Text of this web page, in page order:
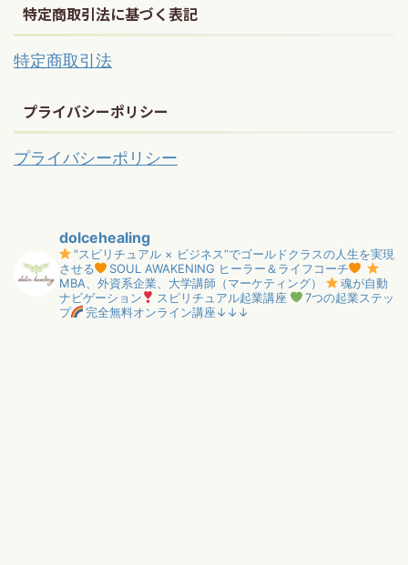
特定商取引法に基づく表記
特定商取引法
プライバシーポリシー
プライバシーポリシー
dolcehealing
"スピリチュアル × ビジネス”でゴールドクラスの人生を実現
させる
SOUL AWAKENING ヒーラー＆ライフコーチ
MBA、外資系企業、大学講師（マーケティング）
魂が自動
ナビゲーション
スピリチュアル起業講座
7つの起業ステッ
プ
完全無料オンライン講座↓↓↓